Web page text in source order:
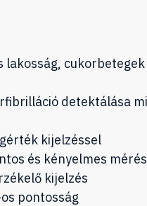
cukorbetegek
detektálása
kijelzéssel
és kényelmes
kijelzés
pontosság